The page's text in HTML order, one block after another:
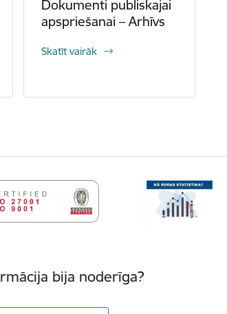
Dokumenti publiskajai
apspriešanai – Arhīvs
Skatīt vairāk
bija noderīga?